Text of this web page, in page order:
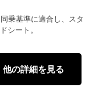
乗基準に適合し、スタ
シート。
他の詳細を見る